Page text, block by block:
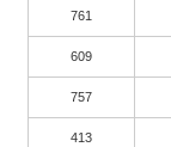
761
609
757
413